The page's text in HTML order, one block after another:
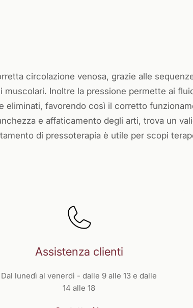
circolazione venosa, grazie alle
Inoltre la pressione permette ai
eliminati, favorendo così il corretto
e affaticamento degli arti, trova un
di pressoterapia è utile per scopi
Assistenza clienti
Dal lunedì al venerdì - dalle 9 alle 13 e dalle
14 alle 18